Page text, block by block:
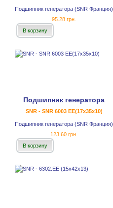
Подшипник генератора (SNR Франция)
95.28 грн.
В корзину
Подшипник генератора
SNR - SNR 6003 EE(17x35x10)
Подшипник генератора (SNR Франция)
123.60 грн.
В корзину